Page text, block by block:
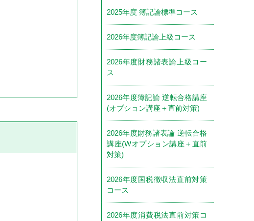
2025年度 簿記論標準コース
2026年度簿記論上級コース
2026年度財務諸表論上級コー
ス
2026年度簿記論 逆転合格講座
(オプション講座＋直前対策)
2026年度財務諸表論 逆転合格
講座(Wオプション講座＋直前
対策)
2026年度国税徴収法直前対策
コース
2026年度消費税法直前対策コ